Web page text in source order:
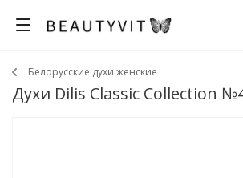
Белорусские духи женские
Духи Dilis Classic Collection